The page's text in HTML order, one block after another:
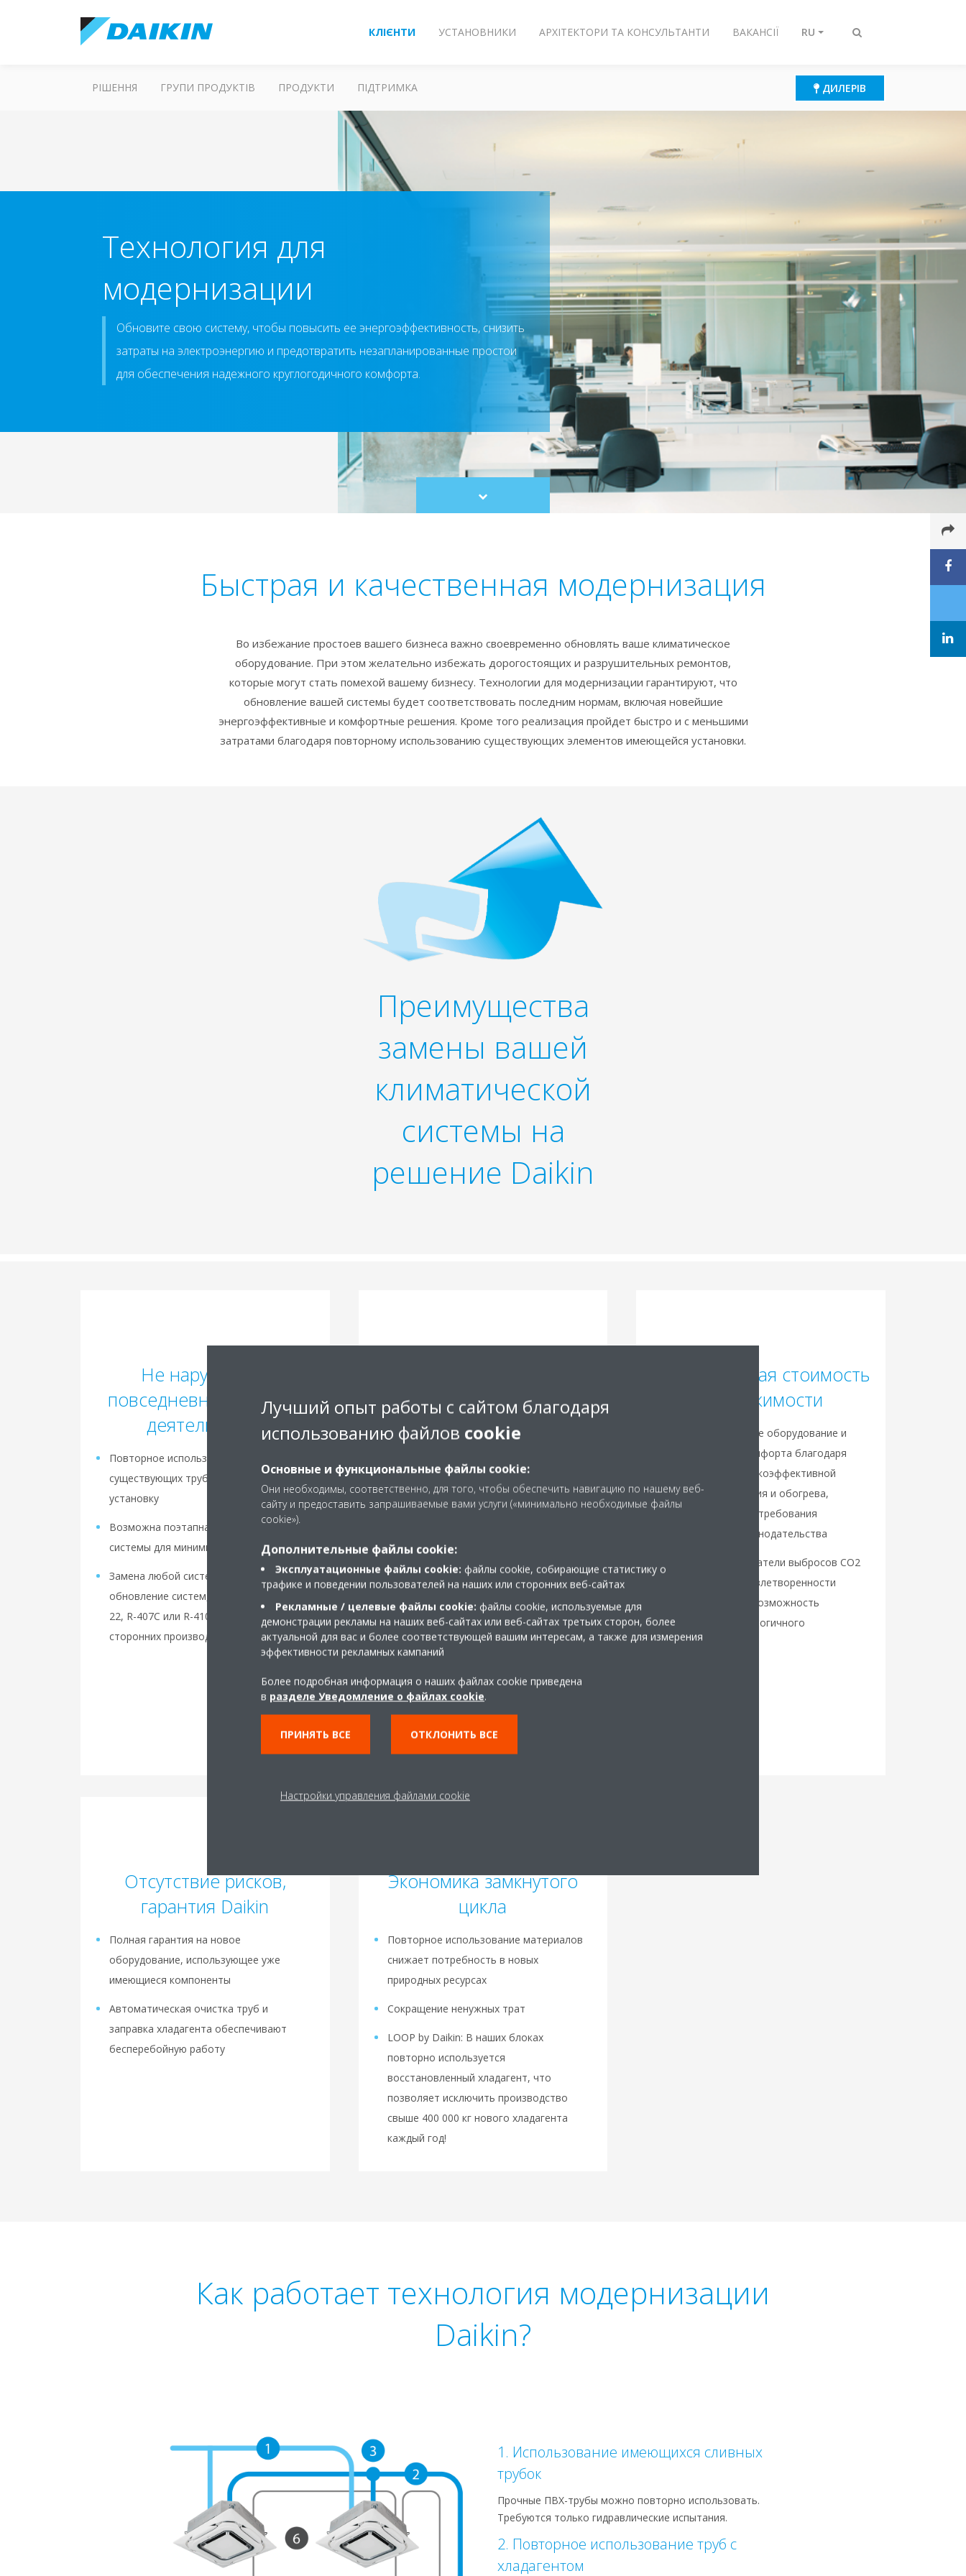
Переключить
КЛІЄНТИ УСТАНОВНИКИ АРХІТЕКТОРИ ТА КОНСУЛЬТАНТИ ВАКАНСІЇ RU
РІШЕННЯ ГРУПИ ПРОДУКТІВ ПРОДУКТИ ПІДТРИМКА ДИЛЕРІВ
Технология для
модернизации
Обновите свою систему, чтобы повысить ее энергоэффективность, снизить
затраты на электроэнергию и предотвратить незапланированные простои
для обеспечения надежного круглогодичного комфорта.
Scroll
to
Быстрая и качественная модернизация
Во избежание простоев вашего бизнеса важно своевременно обновлять ваше климатическое
оборудование. При этом желательно избежать дорогостоящих и разрушительных ремонтов,
которые могут стать помехой вашему бизнесу. Технологии для модернизации гарантируют, что
обновление вашей системы будет соответствовать последним нормам, включая новейшие
энергоэффективные и комфортные решения. Кроме того реализация пройдет быстро и с меньшими
затратами благодаря повторному использованию существующих элементов имеющейся установки.
Преимущества
замены вашей
климатической
системы на
решение Daikin
Не нарушается
повседневная рабочая
деятельность
Повторное использование
существующих трубопроводов ускоряет
установку
Возможна поэтапная модернизация
системы для минимизации неудобств
Замена любой системы VRF: Возможно
обновление систем, работающих на R-
22, R-407C или R-410A, включая системы
сторонних производителей
инвестиции и снижение
эксплуатационных
CAPEX (Капитальные затраты): Снижение
затрат на установку — после
нового оборудования и меньший объем
ремонта
OPEX (Эксплуатационные расходы):
Снижение энергопотребления и затрат
на техобслуживание благодаря
высокоэффективной системе для
Сохраните бесперебойную работу
незапланированные простои
Более высокая стоимость
недвижимости
Более совершенное оборудование и
новый уровень комфорта благодаря
современной высокоэффективной
системе охлаждения и обогрева,
соответствующей требования
европейского законодательства
Улучшенные показатели выбросов CO2
— повышение удовлетворенности
пользователей и возможность
сертификации экологичного
строительства
Отсутствие рисков,
гарантия Daikin
Полная гарантия на новое
оборудование, использующее уже
имеющиеся компоненты
Автоматическая очистка труб и
заправка хладагента обеспечивают
бесперебойную работу
Экономика замкнутого
цикла
Повторное использование материалов
снижает потребность в новых
природных ресурсах
Сокращение ненужных трат
LOOP by Daikin: В наших блоках
повторно используется
восстановленный хладагент, что
позволяет исключить производство
свыше 400 000 кг нового хладагента
каждый год!
Как работает технология модернизации
Daikin?
1. Использование имеющихся сливных
трубок
Прочные ПВХ-трубы можно повторно использовать.
Требуются только гидравлические испытания.
2. Повторное использование труб с
хладагентом
Лучший опыт работы с сайтом благодаря
использованию файлов cookie
Основные и функциональные файлы cookie:
Они необходимы, соответственно, для того, чтобы обеспечить навигацию по нашему веб-
сайту и предоставить запрашиваемые вами услуги («минимально необходимые файлы
cookie»).
Дополнительные файлы cookie:
Эксплуатационные файлы cookie: файлы cookie, собирающие статистику о
трафике и поведении пользователей на наших или сторонних веб-сайтах
Рекламные / целевые файлы cookie: файлы cookie, используемые для
демонстрации рекламы на наших веб-сайтах или веб-сайтах третьих сторон, более
актуальной для вас и более соответствующей вашим интересам, а также для измерения
эффективности рекламных кампаний
Более подробная информация о наших файлах cookie приведена
в разделе Уведомление о файлах cookie.
ПРИНЯТЬ ВСЕ ОТКЛОНИТЬ ВСЕ
Настройки управления файлами cookie